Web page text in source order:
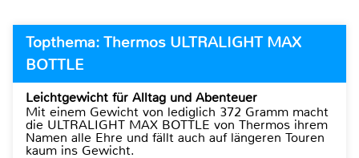
Topthema: Thermos ULTRALIGHT MAX
BOTTLE
Leichtgewicht für Alltag und Abenteuer
Mit einem Gewicht von lediglich 372 Gramm macht
die ULTRALIGHT MAX BOTTLE von Thermos ihrem
Namen alle Ehre und fällt auch auf längeren Touren
kaum ins Gewicht.